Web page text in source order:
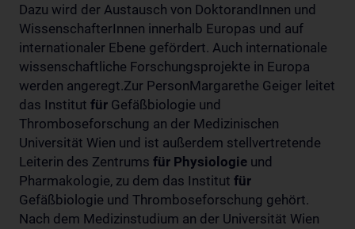
Dazu wird der Austausch von DoktorandInnen und
WissenschafterInnen innerhalb Europas und auf
internationaler Ebene gefördert. Auch internationale
wissenschaftliche Forschungsprojekte in Europa
werden angeregt.Zur PersonMargarethe Geiger leitet
das Institut für Gefäßbiologie und
Thromboseforschung an der Medizinischen
Universität Wien und ist außerdem stellvertretende
Leiterin des Zentrums für Physiologie und
Pharmakologie, zu dem das Institut für
Gefäßbiologie und Thromboseforschung gehört.
Nach dem Medizinstudium an der Universität Wien